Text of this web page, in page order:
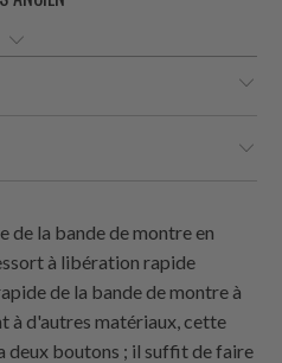
de la bande de montre en
à libération rapide
de la bande de montre à
à d'autres matériaux, cette
deux boutons ; il suffit de faire